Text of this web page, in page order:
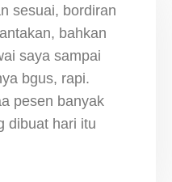
sesuai, bordiran
bahkan
saya sampai
bgus, rapi.
pesen banyak
dibuat hari itu